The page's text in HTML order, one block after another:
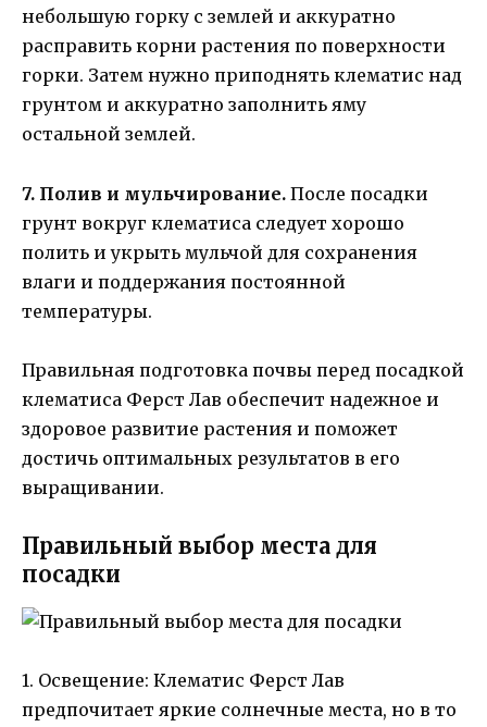
небольшую горку с землей и аккуратно
расправить корни растения по поверхности
горки. Затем нужно приподнять клематис над
грунтом и аккуратно заполнить яму
остальной землей.
7. Полив и мульчирование. После посадки
грунт вокруг клематиса следует хорошо
полить и укрыть мульчой для сохранения
влаги и поддержания постоянной
температуры.
Правильная подготовка почвы перед посадкой
клематиса Ферст Лав обеспечит надежное и
здоровое развитие растения и поможет
достичь оптимальных результатов в его
выращивании.
Правильный выбор места для
посадки
1. Освещение: Клематис Ферст Лав
предпочитает яркие солнечные места, но в то